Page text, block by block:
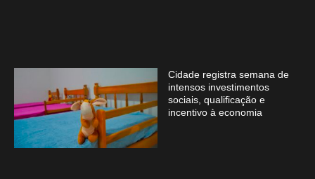
Cidade registra semana de
intensos investimentos
sociais, qualificação e
incentivo à economia